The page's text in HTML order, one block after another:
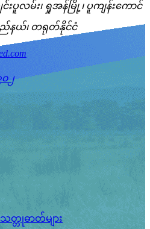
းပူလမ်း၊ ရှုအန်မြို့၊ ပူကျန်းကောင်
ြည်နယ်၊ တရုတ်နိုင်ငံ
၀၂
တုဓာတ်များ